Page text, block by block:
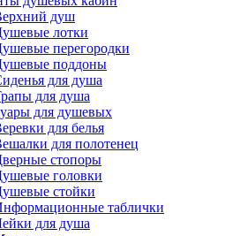
душ
лотки
перегородки
поддоны
для душа
для душа
для душевых
для белья
для полотенец
стопоры
головки
стойки
таблички
для душа